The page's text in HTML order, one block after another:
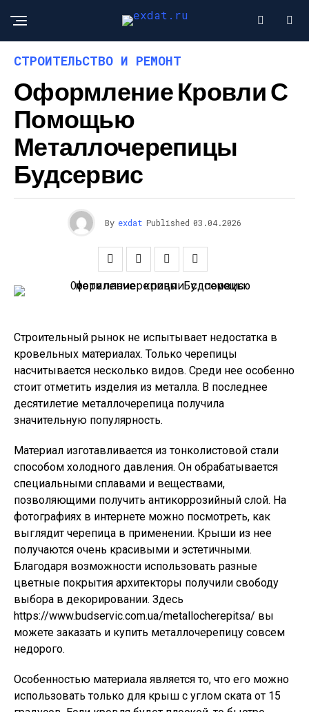
СТРОИТЕЛЬСТВО И РЕМОНТ
Оформление Кровли С
Помощью
Металлочерепицы
Будсервис
By exdat Published 03.04.2026
Строительный рынок не испытывает недостатка в
кровельных материалах. Только черепицы
насчитывается несколько видов. Среди нее особенно
стоит отметить изделия из металла. В последнее
десятилетие металлочерепица получила
значительную популярность.
Материал изготавливается из тонколистовой стали
способом холодного давления. Он обрабатывается
специальными сплавами и веществами,
позволяющими получить антикоррозийный слой. На
фотографиях в интернете можно посмотреть, как
выглядит черепица в применении. Крыши из нее
получаются очень красивыми и эстетичными.
Благодаря возможности использовать разные
цветные покрытия архитекторы получили свободу
выбора в декорировании. Здесь
https://www.budservic.com.ua/metallocherepitsa/ вы
можете заказать и купить металлочерепицу совсем
недорого.
Особенностью материала является то, что его можно
использовать только для крыш с углом ската от 15